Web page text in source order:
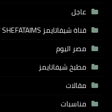
عاجل
قناة شيفاتايمز TV / SHEFATAIMS
مصر اليوم
مطبخ شيفاتايمز
مقالات
مناسبات